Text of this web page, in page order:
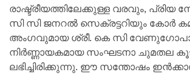
രാഷ്ട്രീയത്തിലേക്കുള്ള വരവും,
സി സി ജനറൽ സെക്രട്ടറിയും കോർ
അംഗവുമായ ശ്രീ. കെ സി
നിർണ്ണായകമായ സംഘടനാ ചുമതല
ലഭിച്ചിരിക്കുന്നു. ഈ സന്തോഷം